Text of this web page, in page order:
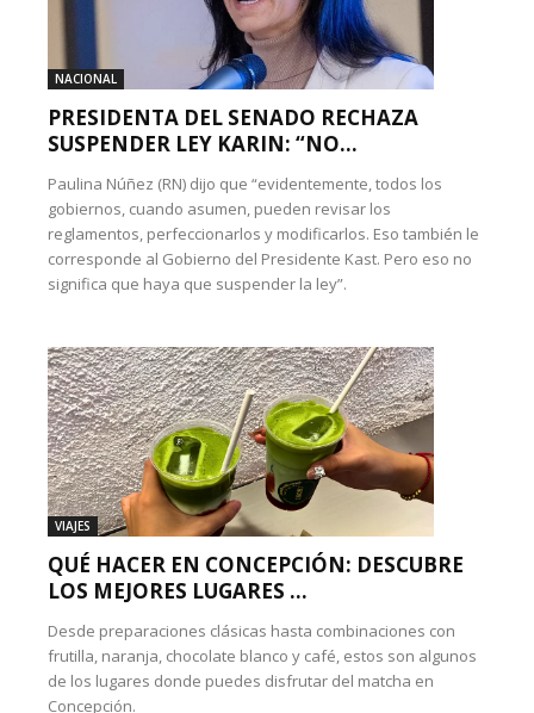
NACIONAL
PRESIDENTA DEL SENADO RECHAZA
SUSPENDER LEY KARIN: “NO...
Paulina Núñez (RN) dijo que “evidentemente, todos los
gobiernos, cuando asumen, pueden revisar los
reglamentos, perfeccionarlos y modificarlos. Eso también le
corresponde al Gobierno del Presidente Kast. Pero eso no
significa que haya que suspender la ley”.
VIAJES
QUÉ HACER EN CONCEPCIÓN: DESCUBRE
LOS MEJORES LUGARES ...
Desde preparaciones clásicas hasta combinaciones con
frutilla, naranja, chocolate blanco y café, estos son algunos
de los lugares donde puedes disfrutar del matcha en
Concepción.